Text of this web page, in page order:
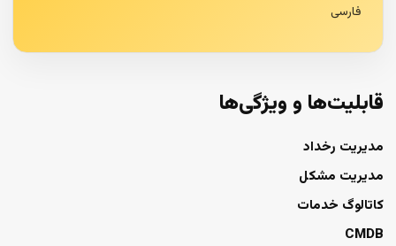
فارسی
قابلیت‌ها و ویژگی‌ها
مدیریت رخداد
مدیریت مشکل
کاتالوگ خدمات
CMDB